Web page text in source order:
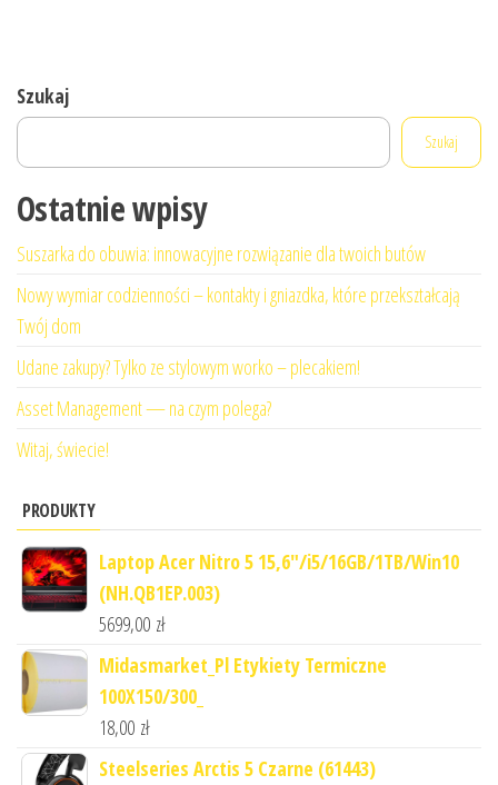
Szukaj
Szukaj
Ostatnie wpisy
Suszarka do obuwia: innowacyjne rozwiązanie dla twoich butów
Nowy wymiar codzienności – kontakty i gniazdka, które przekształcają
Twój dom
Udane zakupy? Tylko ze stylowym worko – plecakiem!
Asset Management — na czym polega?
Witaj, świecie!
PRODUKTY
Laptop Acer Nitro 5 15,6"/i5/16GB/1TB/Win10
(NH.QB1EP.003)
5699,00 zł
Midasmarket_Pl Etykiety Termiczne
100X150/300_
18,00 zł
Steelseries Arctis 5 Czarne (61443)